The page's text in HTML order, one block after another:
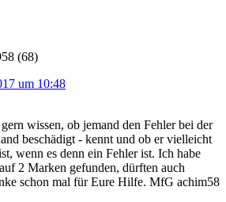
(68)
um 10:48
wissen, ob jemand den Fehler bei der
beschädigt - kennt und ob er vielleicht
wenn es denn ein Fehler ist. Ich habe
2 Marken gefunden, dürften auch
schon mal für Eure Hilfe. MfG achim58